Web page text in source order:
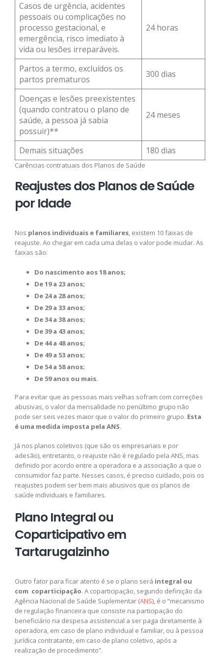
Casos de urgência, acidentes
pessoais ou complicações no
processo gestacional, e
emergência, risco imediato à
vida ou lesões irreparáveis.
24 horas
Partos a termo, excluídos os
partos prematuros
300 dias
Doenças e lesões preexistentes
(quando contratou o plano de
saúde, a pessoa já sabia
possuir)**
24 meses
Demais situações 180 dias
Carências contratuais dos Planos de Saúde
Reajustes dos Planos de Saúde
por Idade
Nos planos individuais e familiares, existem 10 faixas de
reajuste. Ao chegar em cada uma delas o valor pode mudar. As
faixas são:
Do nascimento aos 18 anos;
De 19 a 23 anos;
De 24 a 28 anos;
De 29 a 33 anos;
De 34 a 38 anos;
De 39 a 43 anos;
De 44 a 48 anos;
De 49 a 53 anos;
De 54 a 58 anos;
De 59 anos ou mais.
Para evitar que as pessoas mais velhas sofram com correções
abusivas, o valor da mensalidade no penúltimo grupo não
pode ser seis vezes maior que o valor do primeiro grupo. Esta
é uma medida imposta pela ANS.
Já nos planos coletivos (que são os empresariais e por
adesão), entretanto, o reajuste não é regulado pela ANS, mas
definido por acordo entre a operadora e a associação a que o
consumidor faz parte. Nesses casos, é preciso cuidado, pois os
reajustes podem ser bem mais abusivos que os planos de
saúde individuais e familiares.
Plano Integral ou
Coparticipativo em
Tartarugalzinho
Outro fator para ficar atento é se o plano será integral ou
com coparticipação. A coparticipação, segundo definição da
Agência Nacional de Saúde Suplementar (ANS), é o “mecanismo
de regulação financeira que consiste na participação do
beneficiário na despesa assistencial a ser paga diretamente à
operadora, em caso de plano individual e familiar, ou à pessoa
jurídica contratante, em caso de plano coletivo, após a
realização de procedimento”.